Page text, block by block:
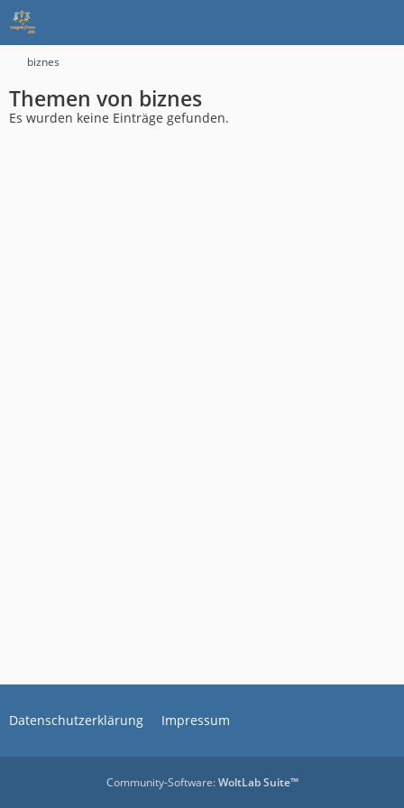
biznes
Themen von biznes
Es wurden keine Einträge gefunden.
Datenschutzerklärung Impressum
Community-Software:WoltLab Suite™